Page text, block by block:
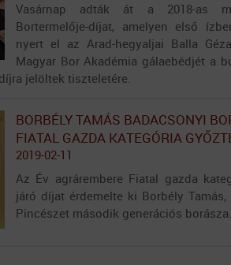
Vasárnap adták át a 2018-as
Bortermelője-díjat, amelyen első
nyert el az Arad-hegyaljai Balla
Magyar Bor Akadémia gálaebédjét a
jelöltek tiszteletére.
BORBÉLY TAMÁS BADACSONYI
FIATAL GAZDA KATEGÓRIA
2019-02-11
Az Év agrárembere Fiatal gazda
járó díjat érdemelte ki Borbély
Pincészet második generációs borásza.